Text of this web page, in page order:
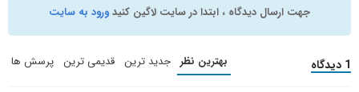
جهت ارسال دیدگاه ، ابتدا در سایت لاگین کنیدورود به سایت
1 دیدگاه بهترین نظر جدید ترین قدیمی ترین پرسش ها